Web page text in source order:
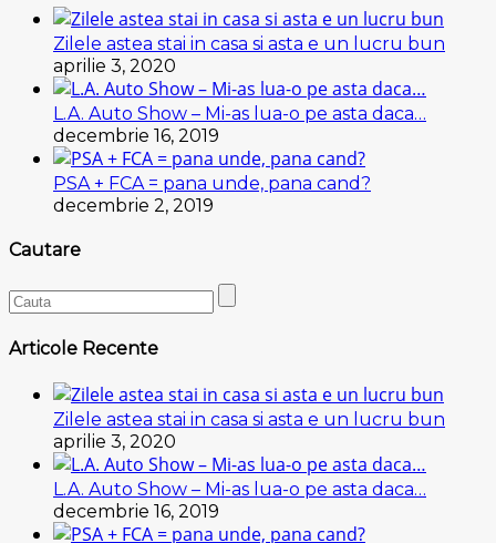
Zilele astea stai in casa si asta e un lucru bun
aprilie 3, 2020
L.A. Auto Show – Mi-as lua-o pe asta daca…
decembrie 16, 2019
PSA + FCA = pana unde, pana cand?
decembrie 2, 2019
Cautare
Articole Recente
Zilele astea stai in casa si asta e un lucru bun
aprilie 3, 2020
L.A. Auto Show – Mi-as lua-o pe asta daca…
decembrie 16, 2019